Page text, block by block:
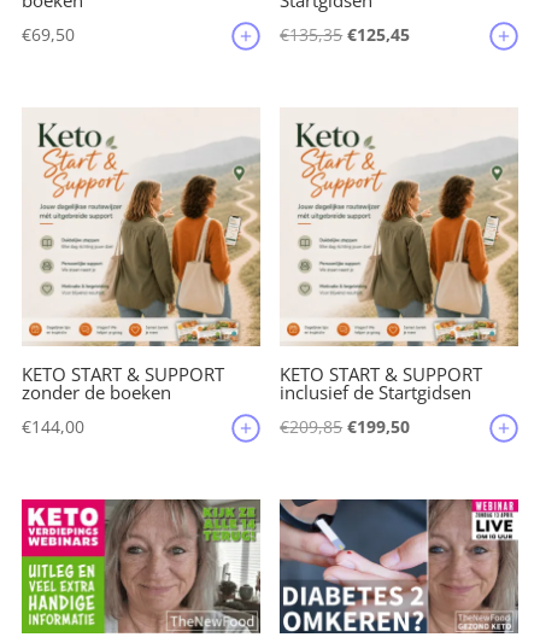
€69,50 €135,35Oorspronkelijke
€135,35.
€125,45Huidige
KETO START & SUPPORT
zonder de boeken
€144,00
KETO START & SUPPORT
inclusief de Startgidsen
€209,85Oorspronkelijke
€209,85.
€199,50Huidige
€199,50.